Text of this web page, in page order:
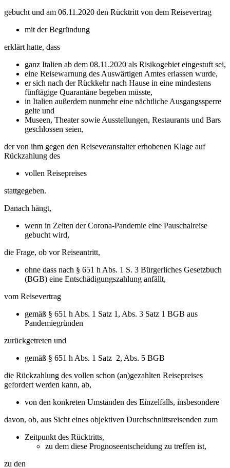
gebucht und am 06.11.2020 den Rücktritt von dem Reisevertrag
mit der Begründung
erklärt hatte, dass
ganz Italien ab dem 08.11.2020 als Risikogebiet eingestuft sei,
eine Reisewarnung des Auswärtigen Amtes erlassen wurde,
er sich nach der Rückkehr nach Hause in eine mindestens
fünftägige Quarantäne begeben müsste,
in Italien außerdem nunmehr eine nächtliche Ausgangssperre
gelte und
Museen, Theater sowie Ausstellungen, Restaurants und Bars
geschlossen seien,
der von ihm gegen den Reiseveranstalter erhobenen Klage auf
Rückzahlung des
vollen Reisepreises
stattgegeben.
Danach hängt,
wenn in Zeiten der Corona-Pandemie eine Pauschalreise
gebucht wird,
die Frage, ob vor Reiseantritt,
ohne dass nach § 651 h Abs. 1 S. 3 Bürgerliches Gesetzbuch
(BGB) eine Entschädigungszahlung anfällt,
vom Reisevertrag
gemäß § 651 h Abs. 1 Satz 1, Abs. 3 Satz 1 BGB aus
Pandemiegründen
zurückgetreten und
gemäß § 651 h Abs. 1 Satz 2, Abs. 5 BGB
die Rückzahlung des vollen schon (an)gezahlten Reisepreises
gefordert werden kann, ab,
von den konkreten Umständen des Einzelfalls, insbesondere
davon, ob, aus Sicht eines objektiven Durchschnittsreisenden zum
Zeitpunkt des Rücktritts,
zu dem diese Prognoseentscheidung zu treffen ist,
zu den